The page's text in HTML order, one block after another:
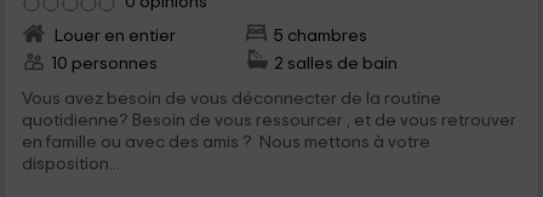
Louer en entier
5 chambres
10 personnes
2 salles de bain
Vous avez besoin de vous déconnecter de la routine
quotidienne? Besoin de vous ressourcer , et de vous retrouver
en famille ou avec des amis ? Nous mettons à votre
disposition...